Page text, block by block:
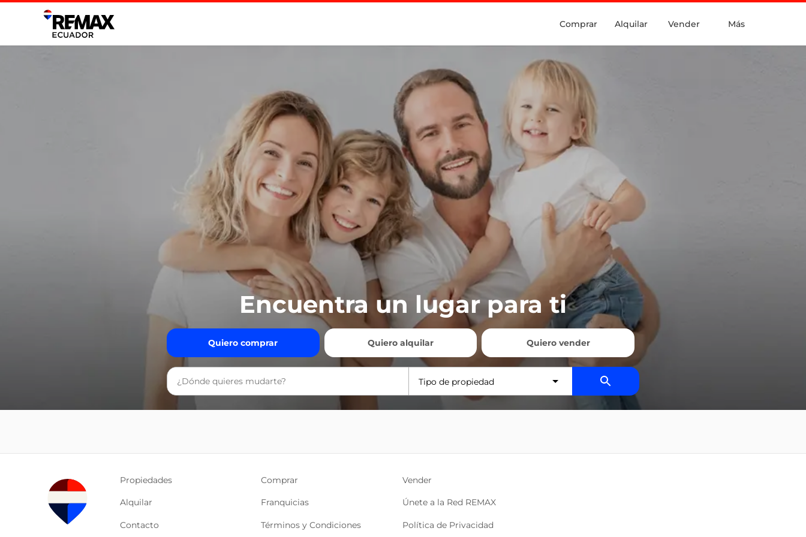
Comprar Alquilar Vender Más
Encuentra un lugar para ti
Quiero comprar Quiero alquilar Quiero vender
Tipo de propiedad
Propiedades Comprar Vender
Alquilar Franquicias Únete a la Red REMAX
Contacto Términos y Condiciones Política de Privacidad